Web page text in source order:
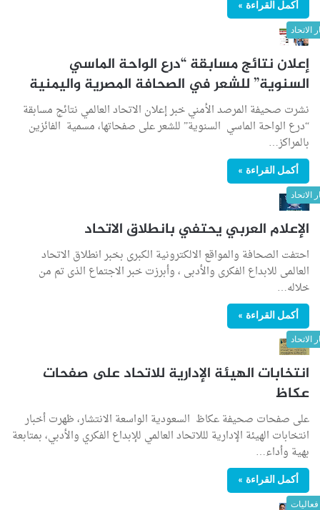
أكمل القراءة »
الاتحاد
إعلان نتائج مسابقة “درع الواحة الماسي
السنوية” للشعر في الصحافة المصرية واليمنية
نشرت صحيفة المرصد الأمني خبر إعلان الاتحاد العالمي نتائج مسابقة
“درع الواحة الماسي السنوية” للشعر على صفحاتها، مسمية الفائزين
بالمراكز…
أكمل القراءة »
الاتحاد
الإعلام العربي يحتفي بانطلاق الاتحاد
احتفت الصحافة والمواقع الالكترونية الكبرى بخبر انطلاق الاتحاد
العالمى للابداع الفكرى والأدبى ، وأبرزت خبر الاجتماع الذى تم من
خلاله…
أكمل القراءة »
الاتحاد
انتخابات الهيئة الإدارية للاتحاد على صفحات
عكاظ
على صفحات صحيفة عكاظ السعودية الواسعة الانتشار، ظهرت أخبار
انتخابات الهيئة الإدارية لللاتحاد العالمي للإبداع الفكري والأدبي، بمتابعة
بهية وأداء…
أكمل القراءة »
فعاليات